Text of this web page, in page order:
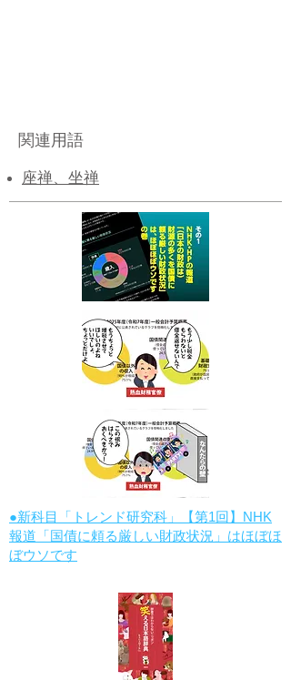
関連用語
座禅、坐禅
●新科目「トレンド研究科」【第1回】NHK
報道「国債に頼る厳しい財政状況」はほぼほ
ぼウソです